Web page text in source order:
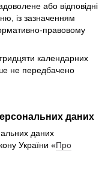
або відповідні
із зазначенням
правовому
календарних
не передбачено
даних
даних
України «Про